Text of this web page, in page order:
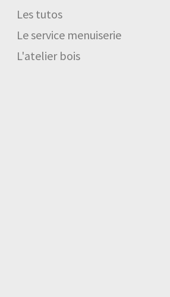
Les tutos
Le service menuiserie
L'atelier bois